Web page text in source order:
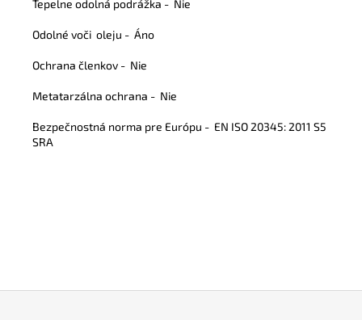
Tepelne odolná podrážka - Nie
Odolné voči oleju - Áno
Ochrana členkov - Nie
Metatarzálna ochrana - Nie
Bezpečnostná norma pre Európu - EN ISO 20345: 2011 S5
SRA